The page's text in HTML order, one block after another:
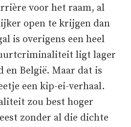
voor het raam, al
open te krijgen dan
is overigens een heel
ligt lager
en België. Maar dat is
een kip-ei-verhaal.
zou best hoger
zonder al die dichte